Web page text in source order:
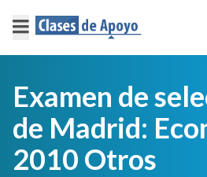
×
Iniciar
sesión
Examen de
de Madrid:
2010 Otros